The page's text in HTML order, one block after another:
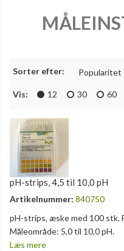
Sorter efter: Popularitet
Vis: 12 30 60
pH-strips, 4,5 til 10,0 pH
Artikelnummer: 840750
pH-strips, æske med 100 stk.
Måleområde: 5,0 til 10,0 pH.
Læs mere